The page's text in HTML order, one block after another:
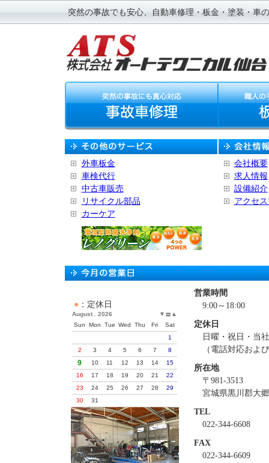
突然の事故でも安心、自動車修理・板金・塗装・車
外車板金
車検代行
中古車販売
リサイクル部品
カーケア
会社概要
求人情報
設備紹介
アクセ
●：定休日
▲
〓
▼
August . 2026
Sun
Mon Tue Wed Thu Fri
Sat
1
2
3 4 5 6 7 8
9 10 11 12 13 14
15
16
17 18 19 20 21
22
23
24 25 26 27 28
29
30
31
営業時間
9:00～18:00
定休日
日曜・祝日・当
（電話対応およ
所在地
〒981-3513
宮城県黒川郡大
TEL
022-344-6608
FAX
022-344-6609